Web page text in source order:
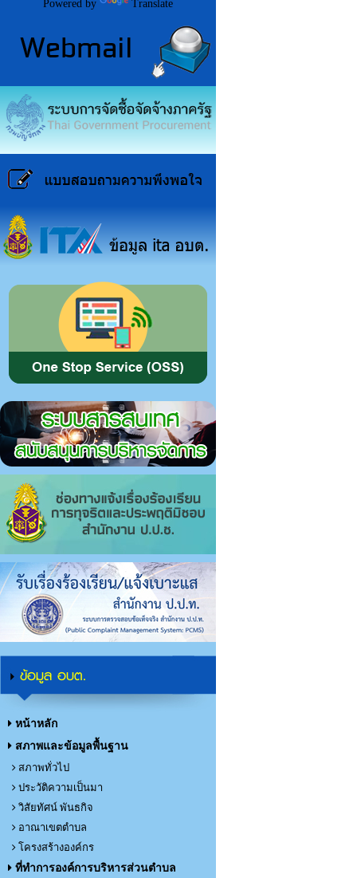
Powered by Translate
ข้อมูล อบต.
หน้าหลัก
สภาพและข้อมูลพื้นฐาน
สภาพทั่วไป
ประวัติความเป็นมา
วิสัยทัศน์ พันธกิจ
อาณาเขตตำบล
โครงสร้างองค์กร
ที่ทำการองค์การบริหารส่วนตำบล